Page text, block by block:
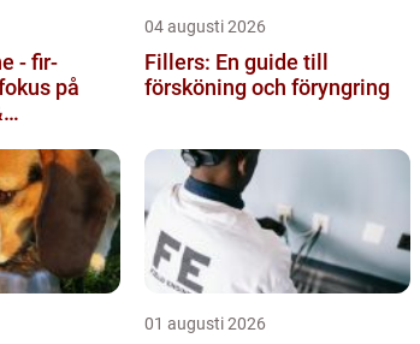
- fir-
på
04 augusti 2026
Fillers: En guide till
försköning och föryngring
01 augusti 2026